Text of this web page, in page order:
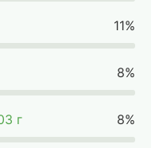
11%
8%
г 8%